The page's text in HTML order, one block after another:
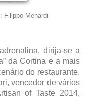
Filippo Menardi
dirija-se a
da Cortina e a mais
do restaurante.
vencedor de vários
of Taste 2014,